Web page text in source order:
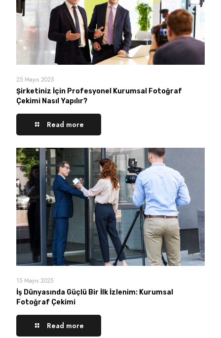
25 Mayıs 2025
Şirketiniz İçin Profesyonel Kurumsal Fotoğraf
Çekimi Nasıl Yapılır?
Read more
15 Mayıs 2025
İş Dünyasında Güçlü Bir İlk İzlenim: Kurumsal
Fotoğraf Çekimi
Read more